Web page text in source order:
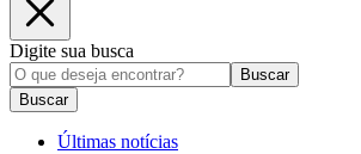
Digite sua busca
Buscar
Buscar
Últimas notícias